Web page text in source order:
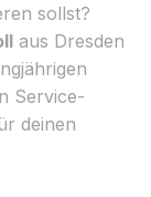
sollst?
aus Dresden
Service-
deinen